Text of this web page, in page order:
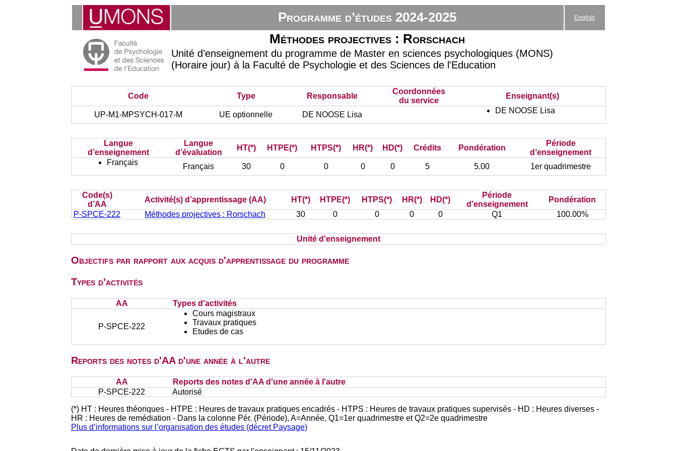
Programme d’études 2024-2025 English
Méthodes projectives : Rorschach
Unité d’enseignement du programme de Master en sciences psychologiques (MONS)
(Horaire jour) à la Faculté de Psychologie et des Sciences de l'Education
Code Type Responsable
Coordonnées
du service
Enseignant(s)
UP-M1-MPSYCH-017-M UE optionnelle DE NOOSE Lisa DE NOOSE Lisa
Langue
d’enseignement
Langue
d’évaluation
HT(*) HTPE(*) HTPS(*) HR(*) HD(*) Crédits Pondération
Période
d’enseignement
Français
Français 30 0 0 0 0 5 5.00 1er quadrimestre
Code(s)
d’AA
Activité(s) d’apprentissage (AA) HT(*) HTPE(*) HTPS(*) HR(*) HD(*)
Période
d’enseignement
Pondération
P-SPCE-222
Méthodes projectives : Rorschach 30 0 0 0 0 Q1 100.00%
Unité d'enseignement
Objectifs par rapport aux acquis d'apprentissage du programme
Types d'activités
AA Types d'activités
P-SPCE-222
Cours magistraux
Travaux pratiques
Etudes de cas
Reports des notes d'AA d'une année à l'autre
AA
Reports des notes d'AA d'une année à l'autre
P-SPCE-222
Autorisé
(*) HT : Heures théoriques - HTPE : Heures de travaux pratiques encadrés - HTPS : Heures de travaux pratiques supervisés - HD : Heures diverses -
HR : Heures de remédiation - Dans la colonne Pér. (Période), A=Année, Q1=1er quadrimestre et Q2=2e quadrimestre
Plus d’informations sur l’organisation des études (décret Paysage)